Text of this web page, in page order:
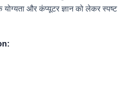
योग्यता और कंप्यूटर ज्ञान को लेकर स्पष्ट